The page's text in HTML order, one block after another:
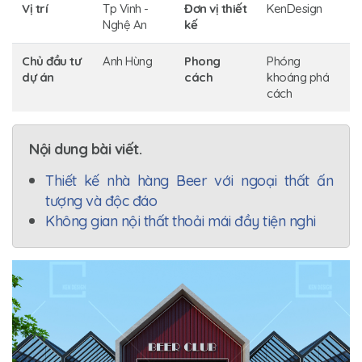
Vị trí
Tp Vinh -
Nghệ An
Đơn vị thiết
kế
KenDesign
Chủ đầu tư
dự án
Anh Hùng
Phong
cách
Phóng
khoáng phá
cách
Nội dung bài viết.
Thiết kế nhà hàng Beer với ngoại thất ấn
tượng và độc đáo
Không gian nội thất thoải mái đầy tiện nghi